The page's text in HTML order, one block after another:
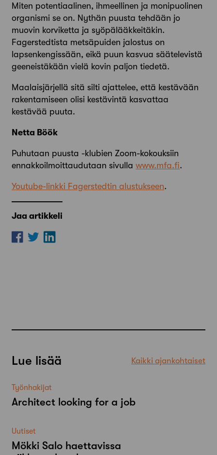
Miten potentiaalinen, ihmeellinen ja monipuolinen
organismi se on. Nythän puusta tehdään jo
muovin korviketta ja syöpälääkkeitäkin.
Fagerstedtista metsäpuiden jalostus on
lapsenkengissään, eikä puun kasvua säätelevistä
geeneistäkään vielä kovin paljon tiedetä.
Maalaisjärjellä sitä silti ajattelee, että kestävään
rakentamiseen olisi kestävintä kasvattaa
kestävää puuta.
Netta Böök
Puhutaan puusta -klubien Zoom-kokouksiin
ennakkoilmoittaudutaan sivulla www.mfa.fi.
Youtube-linkki Fagerstedtin alustukseen.
Jaa artikkeli
Lue lisää Kaikki ajankohtaiset
Työnhakijat
Architect looking for a job
Uutiset
Mökki Salo haettavissa